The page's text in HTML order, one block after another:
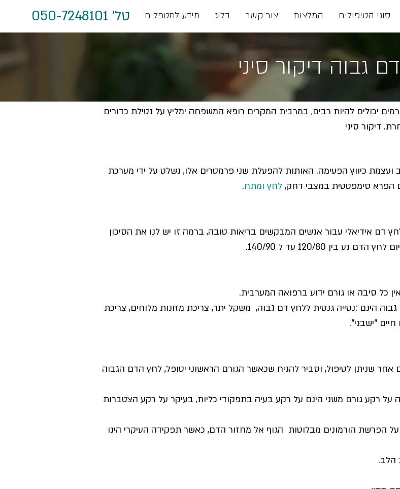
סוגי הטיפולים המלצות צור קשר בלוג מידע למטפלים טל' 050-7248101
גבוה דיקור סיני
יכולים להיות רבים, במרבית המקרים רופא המשפחה ימליץ על נטילת כדורים
דיקור סיני
ועצמת כיווץ הפעימה. האותות להפעלת שני פרמטרים אלו, נשלט על ידי מערכת
הפרא סימפטטית במצבי דחק, לחץ ומתח.
האידיאלי הינו 120/80. זהוא לחץ דם אידיאלי עבור אנשים המבקשים בריאות טובה, ברמה זו יש לנו את הסיכון
120/80 עד ל 140/90.
הינם :נטייה גנטית ללחץ דם גבוה, משקל יתר, צריכת מזונות מלוחים, צריכת
"ישבני".
שניתן לטיפול, וסביר להניח שכאשר הגורם הראשוני יטופל, לחץ הדם הגבוה
80% ממקרי לחץ דם גבוה על רקע גורם משני הינם על רקע בעיה בתפקודי כליות, בעיקר על רקע הצטברות
הפרשת הורמונים מבלוטות הגוף אל מחזור הדם, כאשר תפקידה העיקרי הינו
הלב.